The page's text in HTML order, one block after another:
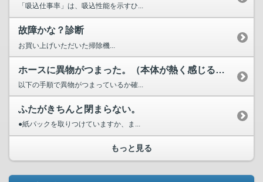
「吸込仕事率」は、吸込性能を示すひ...
故障かな？診断
お買い上げいただいた掃除機...
ホースに異物がつまった。（本体が熱く感じる、吸込力が弱くな...
以下の手順で異物がつまっているか確...
ふたがきちんと閉まらない。
●紙パックを取りつけていますか、ま...
もっと見る